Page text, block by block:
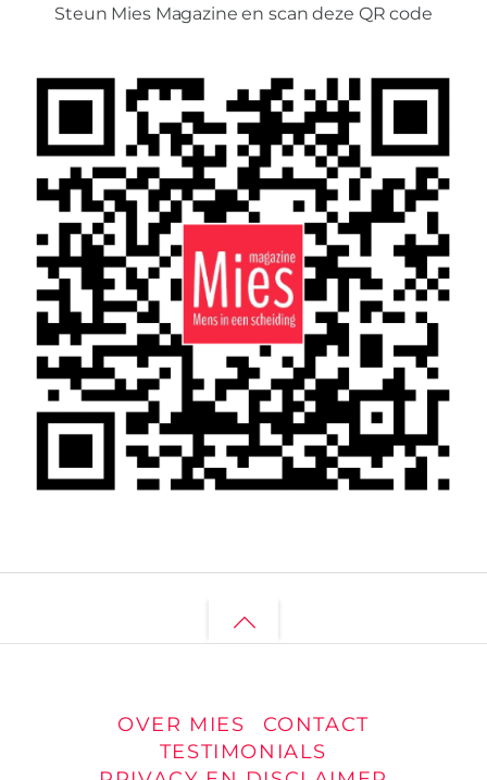
Steun Mies Magazine en scan deze QR code
Back
OVER MIES
CONTACT
TESTIMONIALS